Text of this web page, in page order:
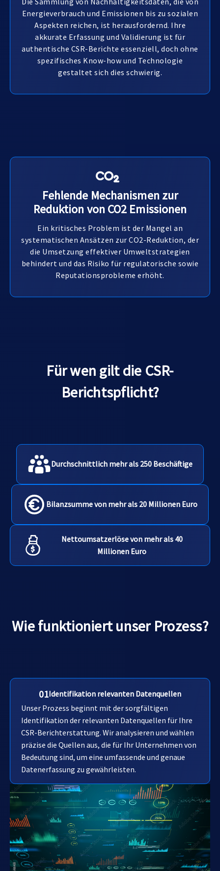
Energieverbrauch und Emissionen bis zu sozialen
Aspekten reichen, ist herausfordernd. Ihre
akkurate Erfassung und Validierung ist für
authentische CSR-Berichte essenziell, doch ohne
spezifisches Know-how und Technologie
gestaltet sich dies schwierig.
Fehlende Mechanismen zur
Reduktion von CO2 Emissionen
Ein kritisches Problem ist der Mangel an
systematischen Ansätzen zur CO2-Reduktion, der
die Umsetzung effektiver Umweltstrategien
behindert und das Risiko für regulatorische sowie
Reputationsprobleme erhöht.
Für wen gilt die CSR-
Berichtspflicht?
Durchschnittlich mehr als 250 Beschäftige
Bilanzsumme von mehr als 20 Millionen Euro
Nettoumsatzerlöse von mehr als 40
Millionen Euro
Wie funktioniert unser Prozess?
01Identifikation relevanten Datenquellen
Unser Prozess beginnt mit der sorgfältigen
Identifikation der relevanten Datenquellen für Ihre
CSR-Berichterstattung. Wir analysieren und wählen
präzise die Quellen aus, die für Ihr Unternehmen von
Bedeutung sind, um eine umfassende und genaue
Datenerfassung zu gewährleisten.